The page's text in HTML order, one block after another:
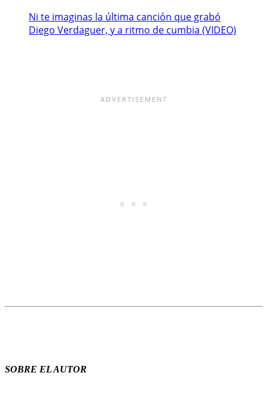
Ni te imaginas la última canción que grabó
Diego Verdaguer, y a ritmo de cumbia (VIDEO)
SOBRE EL AUTOR